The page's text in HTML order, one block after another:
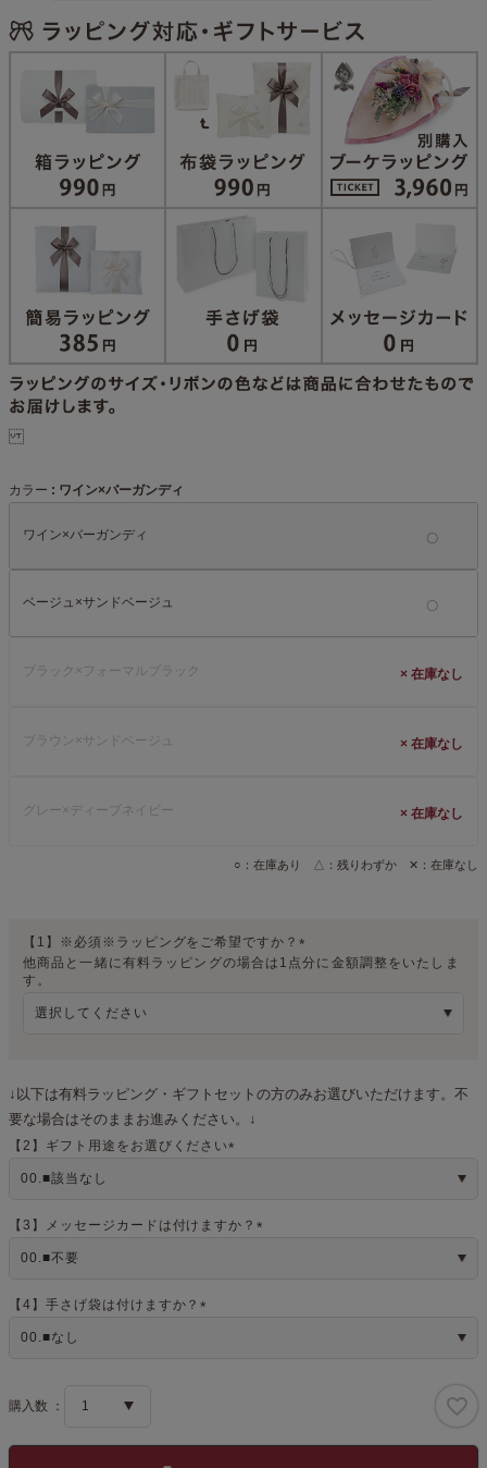
【1】※必須※ラッピングをご希望ですか？
(
他商品と一緒に有料ラッピングの場合は1点分に金額調整をいたしま
す。
↓以下は有料ラッピング・ギフトセットの方のみお選びいただけます。不
要な場合はそのままお進みください。↓
【2】ギフト用途をお選びください
)
【3】メッセージカードは付けますか？
【4】手さげ袋は付けますか？
カラー ワイン×バーガンディ
ワイン×バーガンディ
ベージュ×サンドベージュ
ブラック×フォーマルブラック ×
ブラウン×サンドベージュ ×
グレー×ディープネイビー ×
○：在庫あり △：残りわずか ✕：在庫なし